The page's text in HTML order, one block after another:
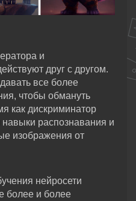
и
друг с другом.
все более
чтобы обмануть
как дискриминатор
навыки распознавания и
изображения от
нейросети
более и более